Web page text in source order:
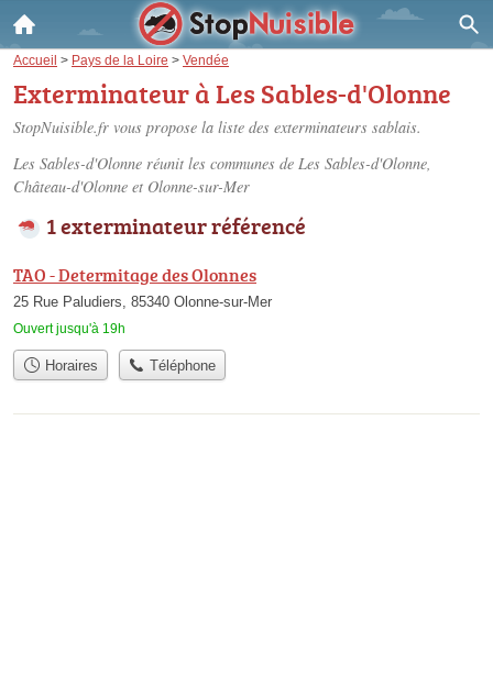
Accueil > Pays de la Loire > Vendée
Exterminateur à Les Sables-d'Olonne
StopNuisible.fr vous propose la liste des exterminateurs sablais.
Les Sables-d'Olonne réunit les communes de Les Sables-d'Olonne,
Château-d'Olonne et Olonne-sur-Mer
1 exterminateur référencé
TAO - Determitage des Olonnes
25 Rue Paludiers, 85340 Olonne-sur-Mer
Ouvert jusqu'à 19h
Horaires Téléphone